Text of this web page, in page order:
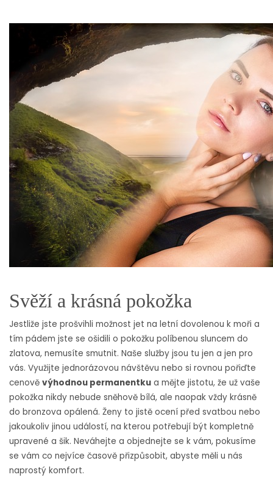
Svěží a krásná pokožka
Jestliže jste prošvihli možnost jet na letní dovolenou k moři a
tím pádem jste se ošidili o pokožku políbenou sluncem do
zlatova, nemusíte smutnit. Naše služby jsou tu jen a jen pro
vás. Využijte jednorázovou návštěvu nebo si rovnou pořiďte
cenově výhodnou permanentku a mějte jistotu, že už vaše
pokožka nikdy nebude sněhově bílá, ale naopak vždy krásně
do bronzova opálená. Ženy to jistě ocení před svatbou nebo
jakoukoliv jinou událostí, na kterou potřebují být kompletně
upravené a šik. Neváhejte a objednejte se k vám, pokusíme
se vám co nejvíce časově přizpůsobit, abyste měli u nás
naprostý komfort.